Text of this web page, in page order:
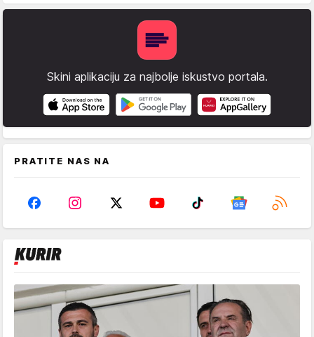
Skini aplikaciju za najbolje iskustvo portala.
PRATITE NAS NA